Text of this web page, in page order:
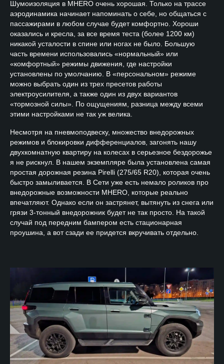
Шумоизоляция в MHERO очень хорошая. Только на трассе
аэродинамика начинает напоминать о себе, но общаться с
пассажирами в любом случае будет комфортно. Хороши
оказались и кресла, за все время теста (более 1200 км)
никакой усталости в спине или ногах не было. Большую
часть времени использовались «нормальный» или
«комфортный» режимы движения, где настройки
установлены по умолчанию. В «персональном» режиме
можно выбрать один из трех пресетов работы
электроусилителя, а также один из двух вариантов
«тормозной силы». По ощущениям, разница между всеми
этими настройками не так уж велика.
Несмотря на пневмоподвеску, множество внедорожных
режимов и блокировки дифференциалов, загонять нашу
двухкомнатную квартиру на колесах в серьезное бездорожье
я не рискнул. В нашем экземпляре была установлена самая
простая дорожная резина Pirelli (275/65 R20), которая очень
быстро замыливается. В Сети уже есть немало роликов про
внедорожные возможности MHERO, которые реально
впечатляют. Однако если он застрянет, вытянуть из снега или
грязи 3-тонный внедорожник будет не так просто. На такой
случай под передним бампером есть стационарная
проушина, а вот сзади ее придется вкручивать отдельно.